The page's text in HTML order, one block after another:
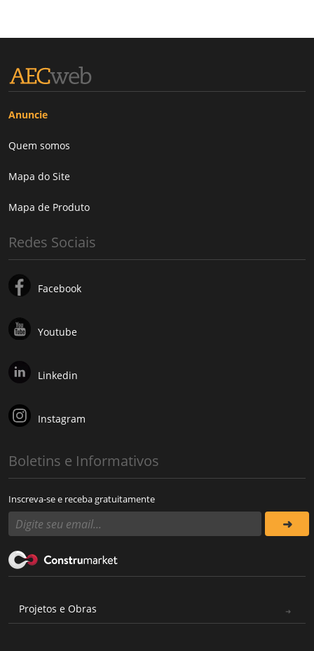
Anuncie
Quem somos
Mapa do Site
Mapa de Produto
Redes Sociais
Facebook
Youtube
Linkedin
Instagram
Boletins e Informativos
Inscreva-se e receba gratuitamente
Projetos e Obras